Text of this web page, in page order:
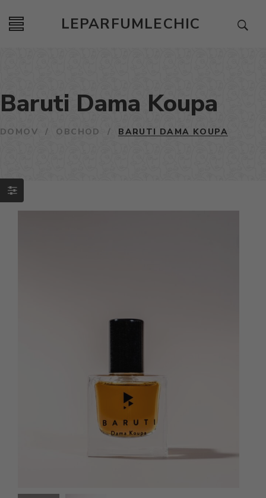
LEPARFUMLECHIC
Baruti Dama Koupa
DOMOV / OBCHOD / BARUTI DAMA KOUPA